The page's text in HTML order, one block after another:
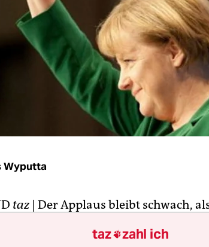
Wyputta
taz | Der Applaus bleibt schwach,
und Christdemokraten,
taz zahl ich